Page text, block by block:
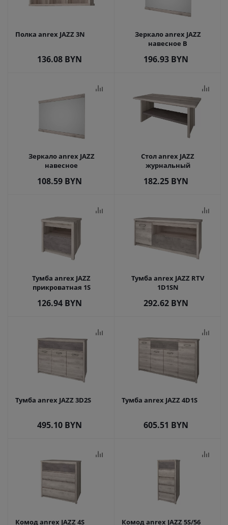
Полка anrex JAZZ 3N
136.08 BYN
Зеркало anrex JAZZ
навесное B
196.93 BYN
Зеркало anrex JAZZ
навесное
108.59 BYN
Стол anrex JAZZ
журнальный
182.25 BYN
Тумба anrex JAZZ
прикроватная 1S
126.94 BYN
Тумба anrex JAZZ RTV
1D1SN
292.62 BYN
Тумба anrex JAZZ 3D2S
495.10 BYN
Тумба anrex JAZZ 4D1S
605.51 BYN
Комод anrex JAZZ 4S Комод anrex JAZZ 5S/56